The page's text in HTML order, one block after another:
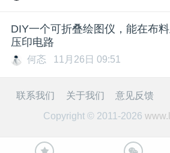
DIY一个可折叠绘图仪，能在布
压印电路
何忞 11月26日 09:51
联系我们 关于我们
意见反馈
Copyright © 2011-2026